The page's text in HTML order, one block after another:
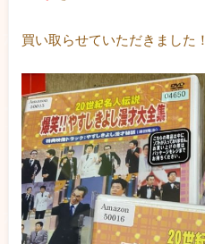
買い取らせていただきました！